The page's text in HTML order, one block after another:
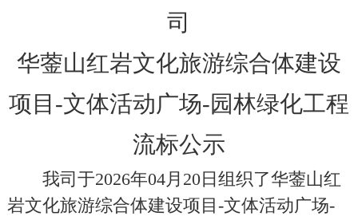
司
华蓥山红岩文化旅游综合体建设
项目 -文体活动广场-园林绿化工程
流标公示
我司于2026年04月 20日组织了华蓥山红
岩文化旅游综合体建设项目-文体活动广场-